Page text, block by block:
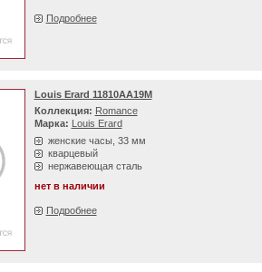
Подробнее
Louis Erard 11810AA19M
Коллекция: Romance
Марка: Louis Erard
женские часы, 33 мм
кварцевый
нержавеющая сталь
нет в наличии
Подробнее